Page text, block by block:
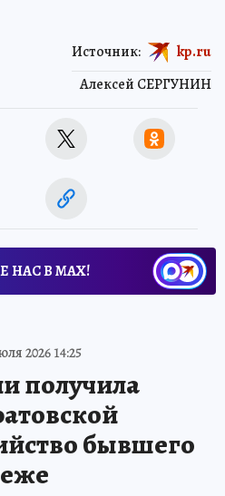
Алексей СЕРГУНИН
Источник: kp.ru
НАС В МАХ!
2026 14:25
получила
бывшего